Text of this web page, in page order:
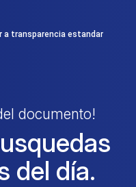
Ir a transparencia estandar
documento!